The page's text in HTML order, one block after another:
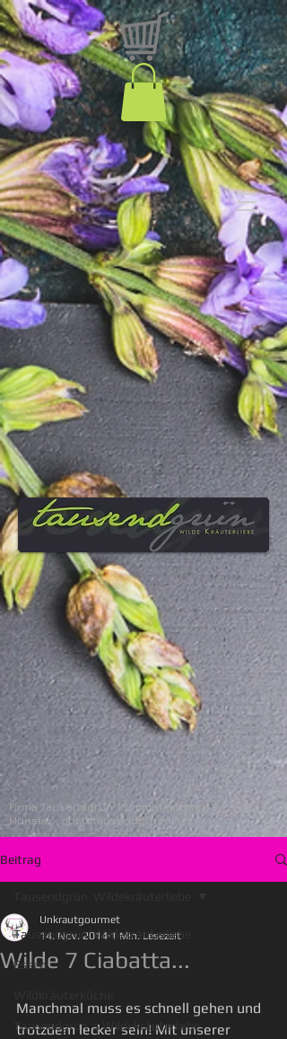
Firma Tausendgrün Kummerlandweg 3 29633
Munster post@tausendgruen.net
Beitrag
Tausendgrün`Wildekräuterliebe
Essen
Tausendgrün`s Wildekräuterliebe
Wilde 7 Ciabatta...
Unkrautgourmet
14. Nov. 2014 1 Min. Lesezeit
Manchmal muss es schnell gehen und
trotzdem lecker sein! Mit unserer